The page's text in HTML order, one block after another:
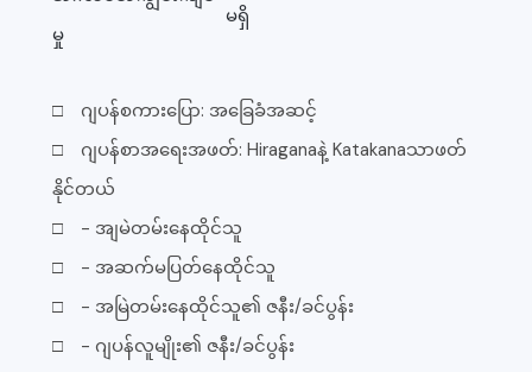
မှု
မရှိ
□ ဂျပန်စကားပြော: အခြေခံအဆင့်
□ ဂျပန်စာအရေးအဖတ်: Hiraganaနဲ့ Katakanaသာဖတ်
နိုင်တယ်
□ - အျမဲတမ်းနေထိုင်သူ
□ - အဆက်မပြတ်နေထိုင်သူ
□ - အမြဲတမ်းနေထိုင်သူ၏ ဇနီး/ခင်ပွန်း
□ - ဂျပန်လူမျိုး၏ ဇနီး/ခင်ပွန်း